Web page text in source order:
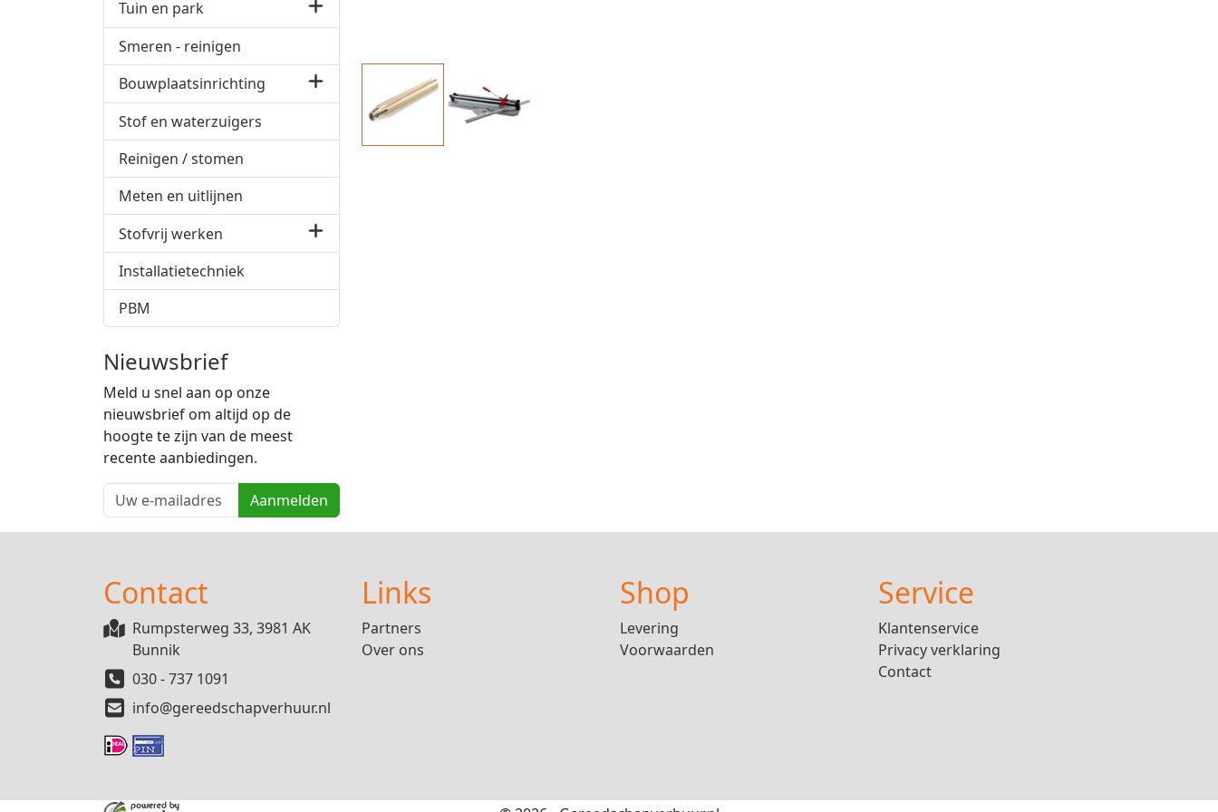
Tuin en park
Smeren - reinigen
Bouwplaatsinrichting
Stof en waterzuigers
Reinigen / stomen
Meten en uitlijnen
Stofvrij werken
Installatietechniek
PBM
Nieuwsbrief
Meld u snel aan op onze
nieuwsbrief om altijd op de
hoogte te zijn van de meest
recente aanbiedingen.
Aanmelden
Contact
Rumpsterweg 33, 3981 AK
Bunnik
030 - 737 1091
info@gereedschapverhuur.nl
Links
Partners
Over ons
Shop
Levering
Voorwaarden
Service
Klantenservice
Privacy verklaring
Contact